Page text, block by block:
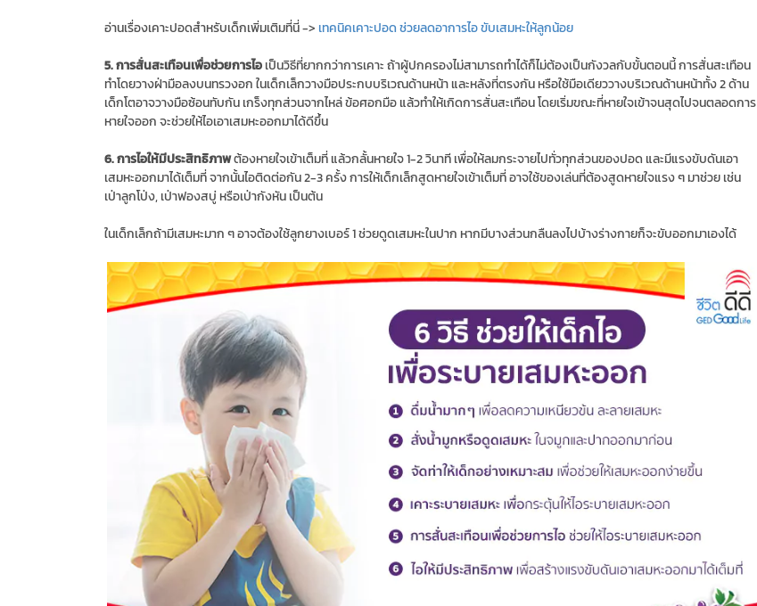
อ่านเรื่องเคาะปอดสำหรับเด็กเพิ่มเติมที่นี่ -> เทคนิคเคาะปอด ช่วยลดอาการไอ ขับเสมหะให้ลูกน้อย
5. การสั่นสะเทือนเพื่อช่วยการไอ เป็นวิธีที่ยากกว่าการเคาะ ถ้าผู้ปกครองไม่สามารถทำได้ก็ไม่ต้องเป็นกังวลกับขั้นตอนนี้ การสั่นสะเทือน
ทำโดยวางฝ่ามือลงบนทรวงอก ในเด็กเล็กวางมือประกบบริเวณด้านหน้า และหลังที่ตรงกัน หรือใช้มือเดียววางบริเวณด้านหน้าทั้ง 2 ด้าน
เด็กโตอาจวางมือซ้อนทับกัน เกร็งทุกส่วนจากไหล่ ข้อศอกมือ แล้วทำให้เกิดการสั่นสะเทือน โดยเริ่มขณะที่หายใจเข้าจนสุดไปจนตลอดการ
หายใจออก จะช่วยให้ไอเอาเสมหะออกมาได้ดีขึ้น
6. การไอให้มีประสิทธิภาพต้องหายใจเข้าเต็มที่ แล้วกลั้นหายใจ 1-2 วินาที เพื่อให้ลมกระจายไปทั่วทุกส่วนของปอด และมีแรงขับดันเอา
เสมหะออกมาได้เต็มที่ จากนั้นไอติดต่อกัน 2-3 ครั้ง การให้เด็กเล็กสูดหายใจเข้าเต็มที่ อาจใช้ของเล่นที่ต้องสูดหายใจแรง ๆ มาช่วย เช่น
เป่าลูกโป่ง, เป่าฟองสบู่ หรือเป่ากังหัน เป็นต้น
ในเด็กเล็กถ้ามีเสมหะมาก ๆ อาจต้องใช้ลูกยางเบอร์ 1 ช่วยดูดเสมหะในปาก หากมีบางส่วนกลืนลงไปบ้างร่างกายก็จะขับออกมาเองได้